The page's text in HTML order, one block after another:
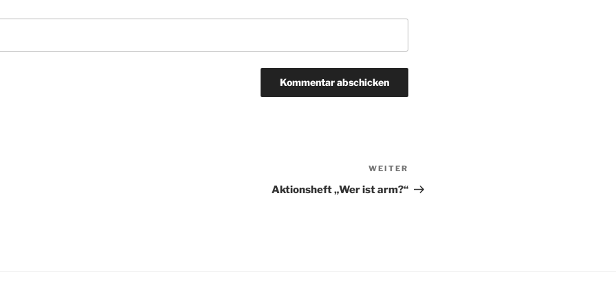
Beitrag
WEITER
Aktionsheft „Wer ist arm?“